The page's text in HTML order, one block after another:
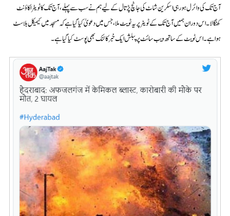
آج تک کی وائرل ہورہی اسکرین شاٹ کی جانچ پڑتال کے لیے ہم نے سب سے پہلے، آج تک کا ٹویٹر اکاؤنٹ
کھنگالا ۔ اس دوران ہمیں آج تک کے ٹویٹر پر یہ ٹویٹ ملا، جس میں دعویٰ کیا گیا ہے کہ مسجد میں کیمیکل بلاسٹ
ہوا ہے۔ اس ٹویٹ کے ساتھ ویب سائٹ پرپبلش ایک خبر کا لنک بھی پوسٹ کیا گیا ہے۔